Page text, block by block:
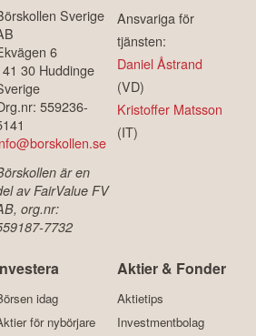
Sverige
6
30 Huddinge
559236-
är en
av FairValue FV
org.nr:
7732
Ansvariga för
tjänsten:
Daniel Åstrand
(VD)
Kristoffer Matsson
(IT)
idag
för nybörjare
Aktier & Fonder
Aktietips
Investmentbolag